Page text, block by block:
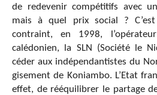
de redevenir compétitifs avec
mais à quel prix social ?
contraint, en 1998,
calédonien, la SLN (Société le
céder aux indépendantistes du
gisement de Koniambo. L’Etat
effet, de rééquilibrer le partage